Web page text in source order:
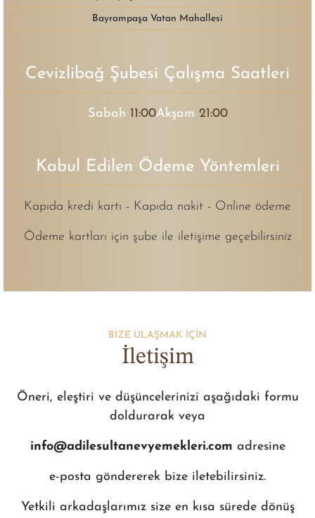
Bayrampaşa Vatan Mahallesi
Cevizlibağ Şubesi Çalışma Saatleri
Sabah 11:00Akşam 21:00
Kabul Edilen Ödeme Yöntemleri
Kapıda kredi kartı - Kapıda nakit - Online ödeme
Ödeme kartları için şube ile iletişime geçebilirsiniz
BİZE ULAŞMAK İÇİN
İletişim
Öneri, eleştiri ve düşüncelerinizi aşağıdaki formu
doldurarak veya
info@adilesultanevyemekleri.com adresine
e-posta göndererek bize iletebilirsiniz.
Yetkili arkadaşlarımız size en kısa sürede dönüş